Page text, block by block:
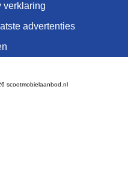
verklaring
advertenties
scootmobielaanbod.nl